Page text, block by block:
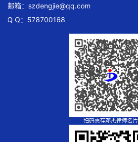
邮箱： szdengjie@qq.com
Q Q：578700168
扫码惠存邓杰律师名片